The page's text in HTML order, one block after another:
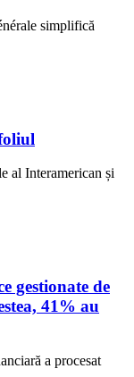
simplifică
al Interamerican și
gestionate de
41% au
a procesat